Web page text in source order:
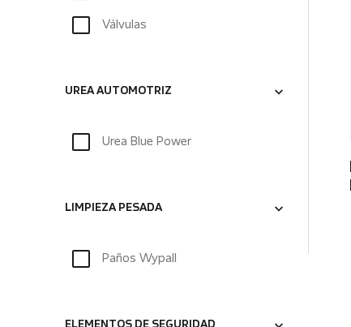
Válvulas
UREA AUTOMOTRIZ
Urea Blue Power
LIMPIEZA PESADA
Paños Wypall